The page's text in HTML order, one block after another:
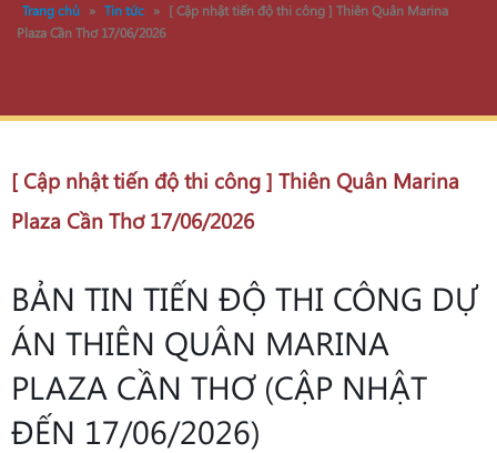
Trang chủ » Tin tức » [ Cập nhật tiến độ thi công ] Thiên Quân Marina
Plaza Cần Thơ 17/06/2026
[ Cập nhật tiến độ thi công ] Thiên Quân Marina
Plaza Cần Thơ 17/06/2026
BẢN TIN TIẾN ĐỘ THI CÔNG DỰ
ÁN THIÊN QUÂN MARINA
PLAZA CẦN THƠ (CẬP NHẬT
ĐẾN 17/06/2026)